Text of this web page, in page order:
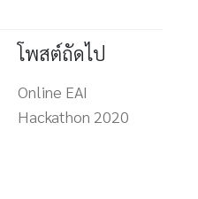
โพสต์ถัดไป
Online EAI
Hackathon 2020